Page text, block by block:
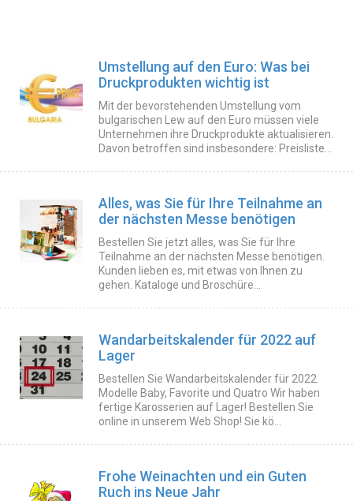
Umstellung auf den Euro: Was bei
Druckprodukten wichtig ist
Mit der bevorstehenden Umstellung vom
bulgarischen Lew auf den Euro müssen viele
Unternehmen ihre Druckprodukte aktualisieren.
Davon betroffen sind insbesondere: Preisliste...
​Alles, was Sie für Ihre Teilnahme an
der nächsten Messe benötigen
Bestellen Sie jetzt alles, was Sie für Ihre
Teilnahme an der nächsten Messe benötigen.
Kunden lieben es, mit etwas von Ihnen zu
gehen. Kataloge und Broschüre...
Wandarbeitskalender für 2022 auf
Lager
Bestellen Sie Wandarbeitskalender für 2022.
Modelle Baby, Favorite und Quatro Wir haben
fertige Karosserien auf Lager! Bestellen Sie
online in unserem Web Shop! Sie kö...
Frohe Weinachten und ein Guten
Ruch ins Neue Jahr